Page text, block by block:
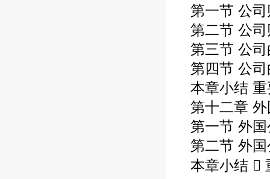
第一节 公
第二节 公
第三节 公
第四节 公
本章小结
第十二章
第一节 外
第二节 外
本章小结 